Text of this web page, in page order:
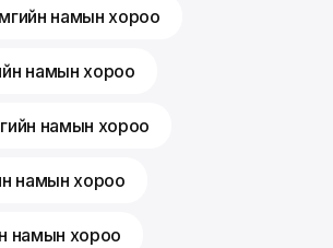
намын хороо
намын хороо
намын хороо
намын хороо
намын хороо